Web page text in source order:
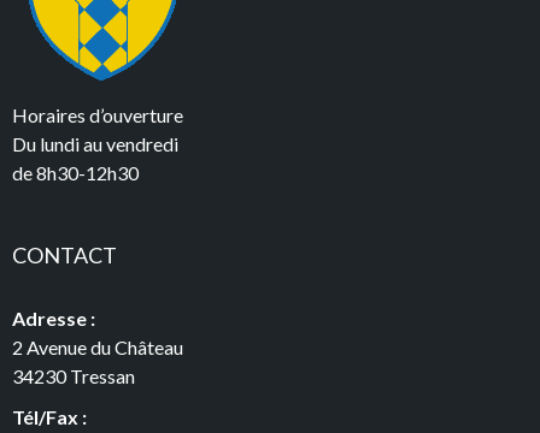
Horaires d’ouverture
Du lundi au vendredi
de 8h30-12h30
CONTACT
Adresse :
2 Avenue du Château
34230 Tressan
Tél/Fax :